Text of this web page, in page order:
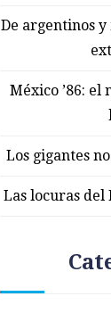
De argentinos
México ’86:
Los gigantes
Las locuras del